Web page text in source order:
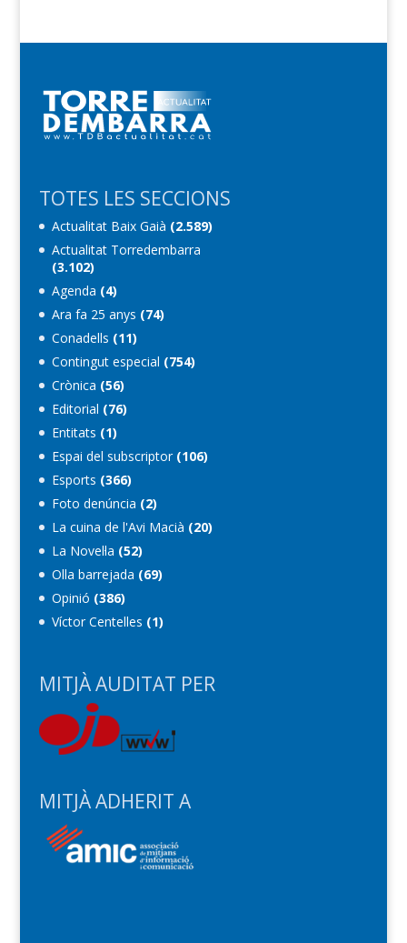
TOTES LES SECCIONS
Actualitat Baix Gaià (2.589)
Actualitat Torredembarra
(3.102)
Agenda (4)
Ara fa 25 anys (74)
Conadells (11)
Contingut especial (754)
Crònica (56)
Editorial (76)
Entitats (1)
Espai del subscriptor(106)
Esports (366)
Foto denúncia (2)
La cuina de l'Avi Macià (20)
La Novel·la (52)
Olla barrejada (69)
Opinió (386)
Víctor Centelles (1)
MITJÀ AUDITAT PER
MITJÀ ADHERIT A